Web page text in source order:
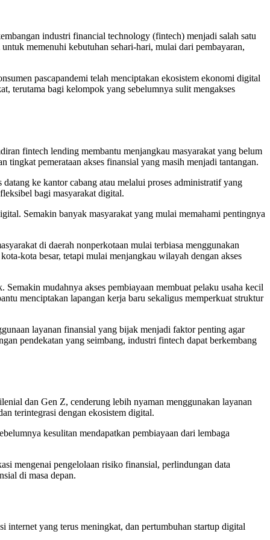
industri financial technology (fintech) menjadi salah satu
memenuhi kebutuhan sehari-hari, mulai dari pembayaran,
pascapandemi telah menciptakan ekosistem ekonomi digital
terutama bagi kelompok yang sebelumnya sulit mengakses
fintech lending membantu menjangkau masyarakat yang belum
pemerataan akses finansial yang masih menjadi tantangan.
ke kantor cabang atau melalui proses administratif yang
bagi masyarakat digital.
Semakin banyak masyarakat yang mulai memahami pentingnya
di daerah nonperkotaan mulai terbiasa menggunakan
kota besar, tetapi mulai menjangkau wilayah dengan akses
mudahnya akses pembiayaan membuat pelaku usaha kecil
menciptakan lapangan kerja baru sekaligus memperkuat struktur
layanan finansial yang bijak menjadi faktor penting agar
pendekatan yang seimbang, industri fintech dapat berkembang
dan Gen Z, cenderung lebih nyaman menggunakan layanan
terintegrasi dengan ekosistem digital.
kesulitan mendapatkan pembiayaan dari lembaga
mengenai pengelolaan risiko finansial, perlindungan data
di masa depan.
yang terus meningkat, dan pertumbuhan startup digital